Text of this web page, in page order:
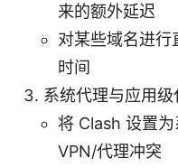
来的额外延迟
对某些域名进行
时间
系统代理与应用级
将 Clash 设置
VPN/代理冲突